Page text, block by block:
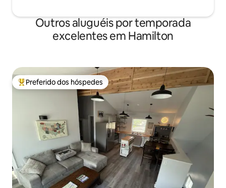
Outros aluguéis por temporada
excelentes em Hamilton
Entre os melhores preferidos dos hóspedes
Preferido dos hóspedes